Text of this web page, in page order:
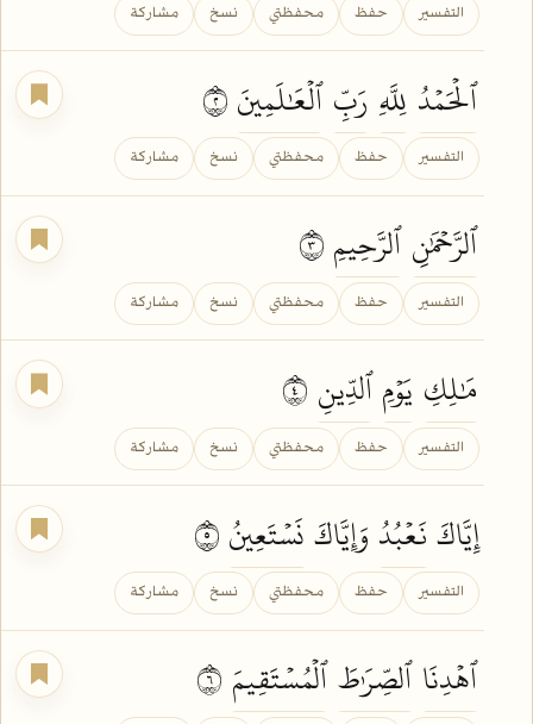
التفسير حفظ محفظتي نسخ مشاركة
ٱلۡحَمۡدُ لِلَّهِ رَبِّ ٱلۡعَٰلَمِينَ
التفسير حفظ محفظتي نسخ مشاركة
ٱلرَّحۡمَٰنِٱلرَّحِيمِ
التفسير حفظ محفظتي نسخ مشاركة
مَٰلِكِ يَوۡمِٱلدِّينِ
التفسير حفظ محفظتي نسخ مشاركة
إِيَّاكَنَعۡبُدُ وَإِيَّاكَنَسۡتَعِينُ
التفسير حفظ محفظتي نسخ مشاركة
ٱهۡدِنَاٱلصِّرَٰطَٱلۡمُسۡتَقِيمَ